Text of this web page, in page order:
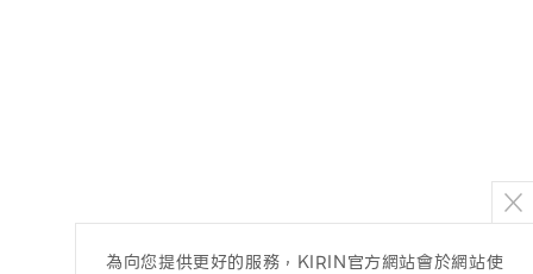
為向您提供更好的服務，KIRIN官方網站會於網站使